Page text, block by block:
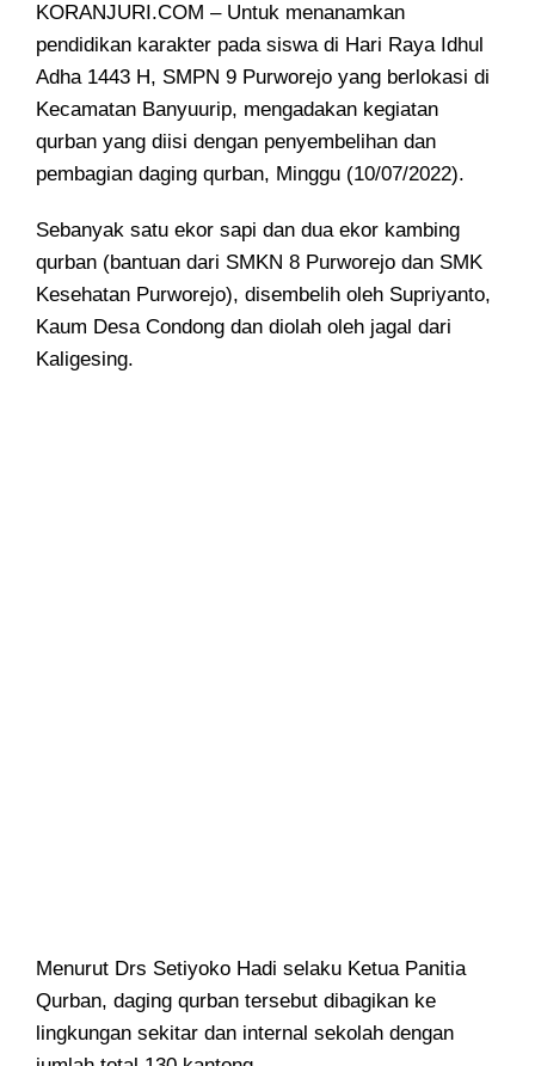
KORANJURI.COM – Untuk menanamkan
pendidikan karakter pada siswa di Hari Raya Idhul
Adha 1443 H, SMPN 9 Purworejo yang berlokasi di
Kecamatan Banyuurip, mengadakan kegiatan
qurban yang diisi dengan penyembelihan dan
pembagian daging qurban, Minggu (10/07/2022).
Sebanyak satu ekor sapi dan dua ekor kambing
qurban (bantuan dari SMKN 8 Purworejo dan SMK
Kesehatan Purworejo), disembelih oleh Supriyanto,
Kaum Desa Condong dan diolah oleh jagal dari
Kaligesing.
Menurut Drs Setiyoko Hadi selaku Ketua Panitia
Qurban, daging qurban tersebut dibagikan ke
lingkungan sekitar dan internal sekolah dengan